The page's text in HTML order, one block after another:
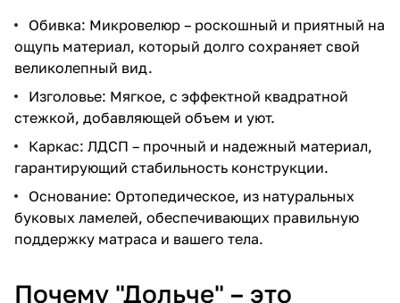
Обивка: Микровелюр – роскошный и приятный на
ощупь материал, который долго сохраняет свой
великолепный вид.
Изголовье: Мягкое, с эффектной квадратной
стежкой, добавляющей объем и уют.
Каркас: ЛДСП – прочный и надежный материал,
гарантирующий стабильность конструкции.
Основание: Ортопедическое, из натуральных
буковых ламелей, обеспечивающих правильную
поддержку матраса и вашего тела.
Почему "Дольче" – это